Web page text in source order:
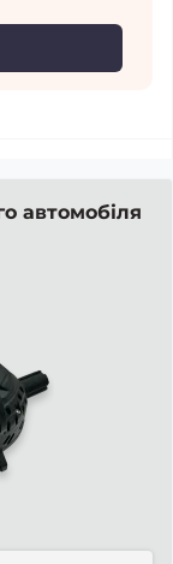
автомобіля